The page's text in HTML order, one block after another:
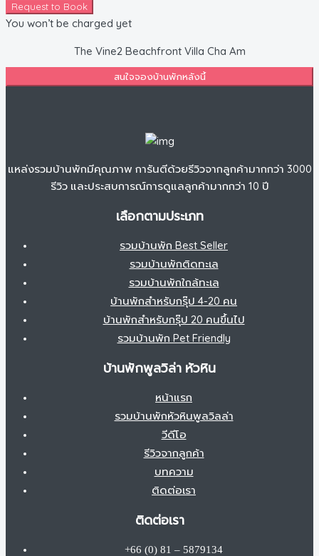
Request to Book
You won’t be charged yet
The Vine2 Beachfront Villa Cha Am
สนใจจองบ้านพักหลังนี้
แหล่งรวมบ้านพักมีคุณภาพ การันตีด้วยรีวิวจากลูกค้ามากกว่า 3000
รีวิว และประสบการณ์การดูแลลูกค้ามากกว่า 10 ปี
เลือกตามประเภท
รวมบ้านพัก Best Seller
รวมบ้านพักติดทะเล
รวมบ้านพักใกล้ทะเล
บ้านพักสำหรับกรุ๊ป 4-20 คน
บ้านพักสำหรับกรุ๊ป 20 คนขึ้นไป
รวมบ้านพัก Pet Friendly
บ้านพักพูลวิล่า หัวหิน
หน้าแรก
รวมบ้านพักหัวหินพูลวิลล่า
วีดีโอ
รีวิวจากลูกค้า
บทความ
ติดต่อเรา
ติดต่อเรา
+66 (0) 81 – 5879134